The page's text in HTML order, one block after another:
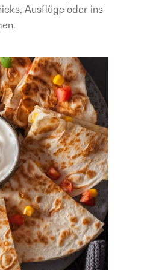
Ausflüge oder ins